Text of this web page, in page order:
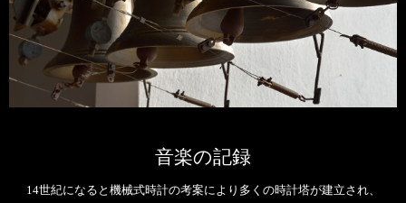
音楽の記録
14世紀になると機械式時計の考案により多くの時計塔が建立され、